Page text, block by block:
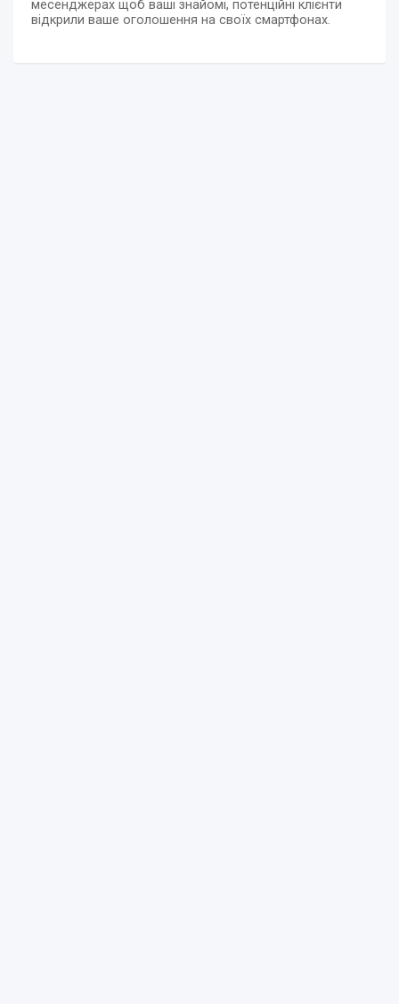
месенджерах щоб ваші знайомі, потенційні клієнти
відкрили ваше оголошення на своїх смартфонах.